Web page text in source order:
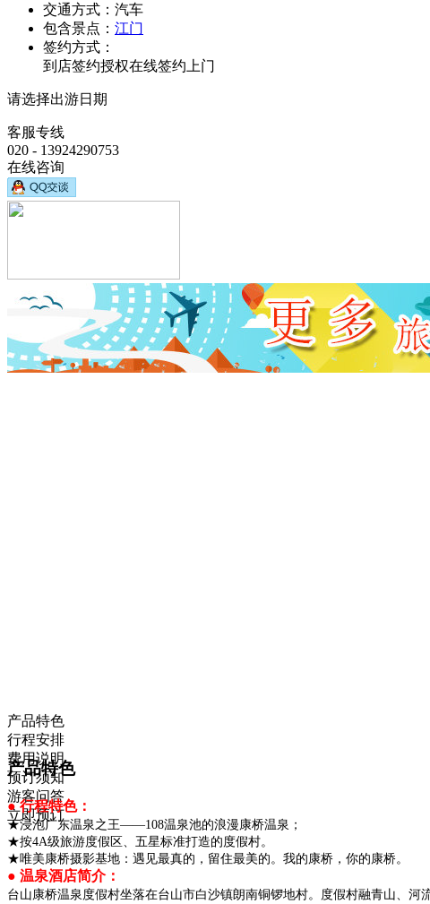
交通方式： 汽车
包含景点： 江门
签约方式：
到店签约授权在线签约 上门
请选择出游日期
客服专线
020 - 13924290753
在线咨询
产品特色
行程安排
费用说明
预订须知
游客问答
立即预订
产品特色
● 行程特色：
★浸泡广东温泉之王——108温泉池的浪漫康桥温泉；
★按4A级旅游度假区、五星标准打造的度假村。
★唯美康桥摄影基地：遇见最真的，留住最美的。我的康桥，你的康桥。
● 温泉酒店简介：
台山康桥温泉度假村坐落在台山市白沙镇朗南铜锣地村。度假村融青山、